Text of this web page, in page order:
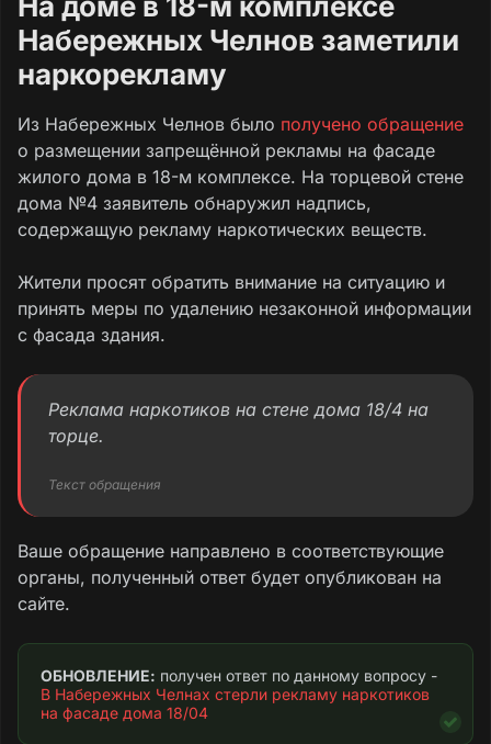
Набережных Челнов заметили
наркорекламу
Из Набережных Челнов было получено обращение
о размещении запрещённой рекламы на фасаде
жилого дома в 18-м комплексе. На торцевой стене
дома №4 заявитель обнаружил надпись,
содержащую рекламу наркотических веществ.
Жители просят обратить внимание на ситуацию и
принять меры по удалению незаконной информации
с фасада здания.
Реклама наркотиков на стене дома 18/4 на
торце.
Текст обращения
Ваше обращение направлено в соответствующие
органы, полученный ответ будет опубликован на
сайте.
ОБНОВЛЕНИЕ:
В Набережных Челнах стерли рекламу наркотиков
на фасаде дома 18/04